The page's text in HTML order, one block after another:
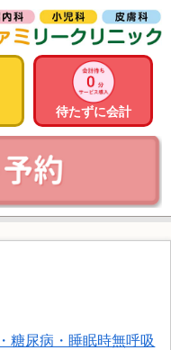
待たずに会計
糖尿病・睡眠時無呼吸